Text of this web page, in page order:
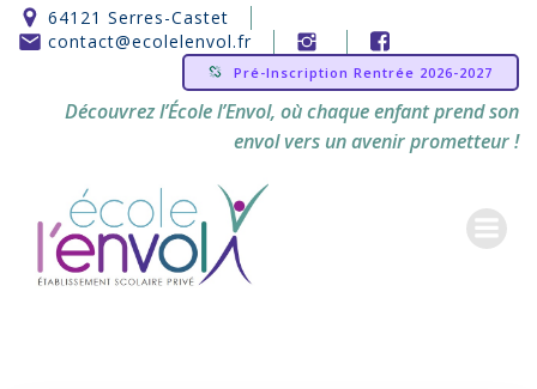
contenu
64121 Serres-Castet
contact@ecolelenvol.fr
Pré-Inscription Rentrée 2026-2027
Découvrez l’École l’Envol, où chaque enfant prend son
envol vers un avenir prometteur !